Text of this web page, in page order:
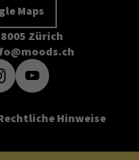
Maps
Zürich
Hinweise